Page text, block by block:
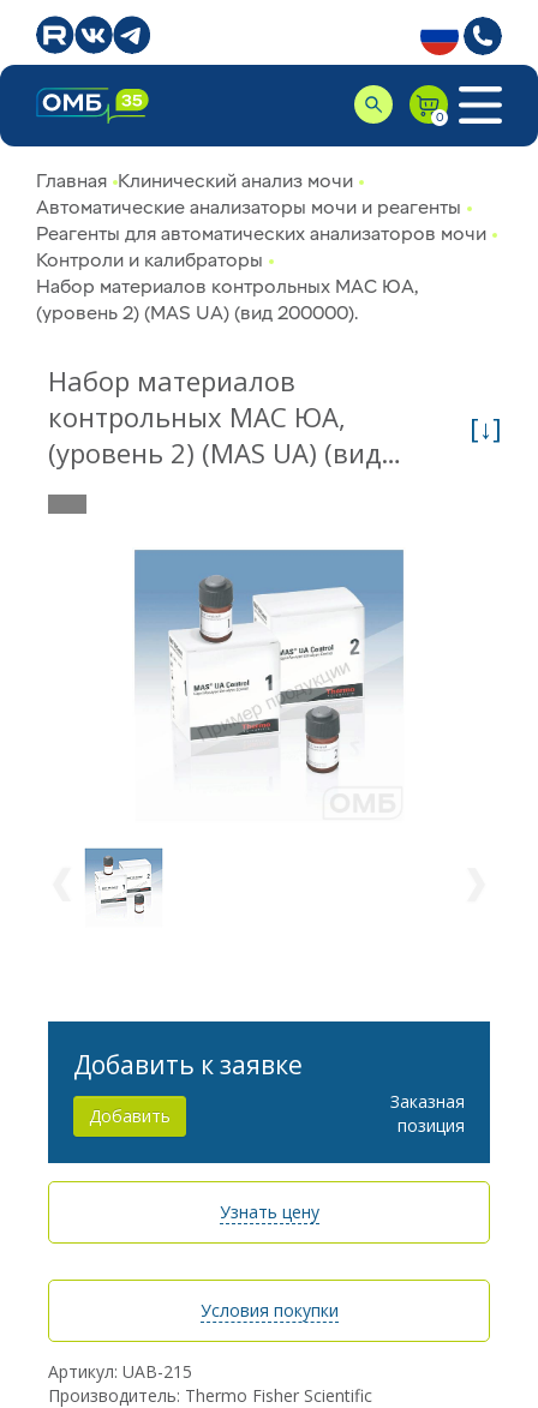
Главная Клинический анализ мочи
Автоматические анализаторы мочи и реагенты
Реагенты для автоматических анализаторов мочи
Контроли и калибраторы
Набор материалов контрольных МАС ЮА,
(уровень 2) (MAS UA) (вид 200000).
Набор материалов
контрольных МАС ЮА,
(уровень 2) (MAS UA) (вид
200000). UAB-215
[↓]
Артикул: UAB-215
Производитель: Thermo Fisher Scientific
Добавить к заявке
Добавить
Заказная
позиция
Узнать цену
Условия покупки